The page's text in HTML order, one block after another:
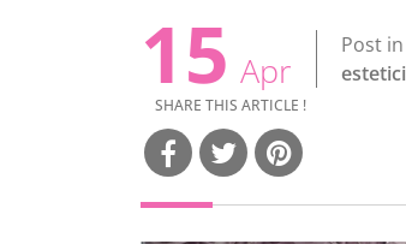
15 Apr
Post in
estetici
SHARE THIS ARTICLE !